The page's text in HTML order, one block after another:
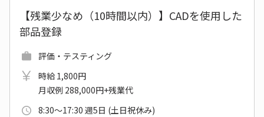
【残業少なめ（10時間以内）】CADを使用した
部品登録
評価・テスティング
時給 1,800円
月収例 288,000円+残業代
8:30～17:30 週5日 (土日祝休み)